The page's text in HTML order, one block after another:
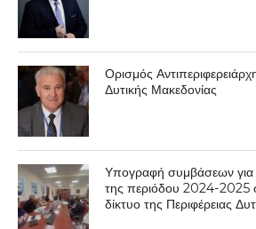
Ορισμός
Δυτικής Μακεδονίας
Υπογραφή συμβάσεων για
της περιόδου 2024-2025
δίκτυο της Περιφέρειας